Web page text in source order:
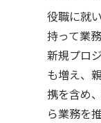
役職に就
持って業
新規プロ
も増え、
携を含め
ら業務を